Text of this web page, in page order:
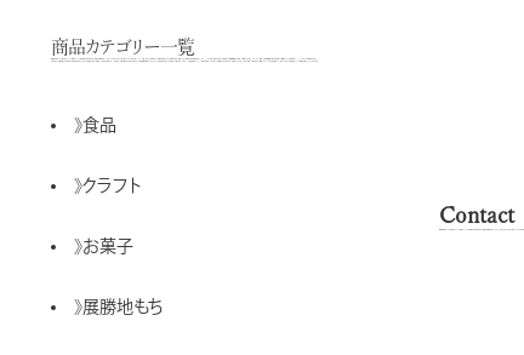
商品カテゴリー一覧
》食品
》クラフト
》お菓子
》展勝地もち
Contact